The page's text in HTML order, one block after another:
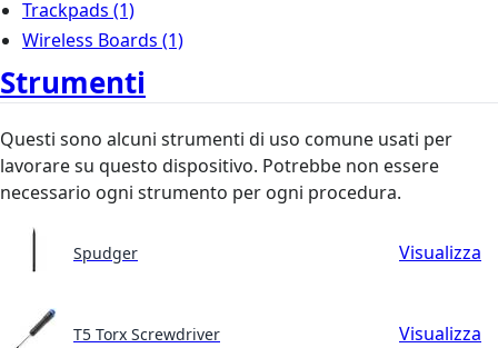
Trackpads (1)
Wireless Boards (1)
Strumenti
Questi sono alcuni strumenti di uso comune usati per
lavorare su questo dispositivo. Potrebbe non essere
necessario ogni strumento per ogni procedura.
Spudger Visualizza
T5 Torx Screwdriver Visualizza